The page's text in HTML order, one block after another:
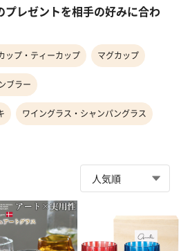
レゼントを相手の好みに合わ
ップ・ティーカップ マグカップ
ブラー
ワイングラス・シャンパングラス